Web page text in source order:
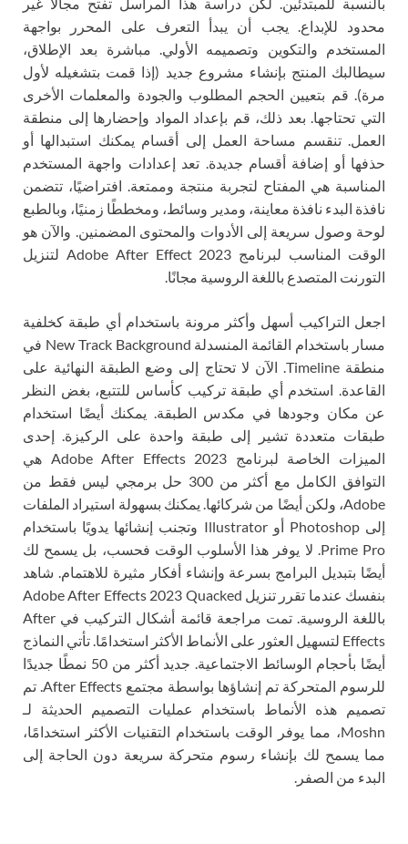
محدود للإبداع. يجب أن يبدأ التعرف على المحرر بواجهة
المستخدم والتكوين وتصميمه الأولي. مباشرة بعد الإطلاق،
سيطالبك المنتج بإنشاء مشروع جديد (إذا قمت بتشغيله لأول
مرة). قم بتعيين الحجم المطلوب والجودة والمعلمات الأخرى
التي تحتاجها. بعد ذلك، قم بإعداد المواد وإحضارها إلى منطقة
العمل. تنقسم مساحة العمل إلى أقسام يمكنك استبدالها أو
حذفها أو إضافة أقسام جديدة. تعد إعدادات واجهة المستخدم
المناسبة هي المفتاح لتجربة منتجة وممتعة. افتراضيًا، تتضمن
نافذة البدء نافذة معاينة، ومدير وسائط، ومخططًا زمنيًا، وبالطبع
لوحة وصول سريعة إلى الأدوات والمحتوى المضمنين. والآن هو
الوقت المناسب لبرنامج Adobe After Effect 2023 لتنزيل
التورنت المتصدع باللغة الروسية مجانًا.
اجعل التراكيب أسهل وأكثر مرونة باستخدام أي طبقة كخلفية
مسار باستخدام القائمة المنسدلة New Track Background في
منطقة Timeline. الآن لا تحتاج إلى وضع الطبقة النهائية على
القاعدة. استخدم أي طبقة تركيب كأساس للتتبع، بغض النظر
عن مكان وجودها في مكدس الطبقة. يمكنك أيضًا استخدام
طبقات متعددة تشير إلى طبقة واحدة على الركيزة. إحدى
الميزات الخاصة لبرنامج Adobe After Effects 2023 هي
التوافق الكامل مع أكثر من 300 حل برمجي ليس فقط من
Adobe، ولكن أيضًا من شركائها. يمكنك بسهولة استيراد الملفات
إلى Photoshop أو Illustrator وتجنب إنشائها يدويًا باستخدام
Prime Pro. لا يوفر هذا الأسلوب الوقت فحسب، بل يسمح لك
أيضًا بتبديل البرامج بسرعة وإنشاء أفكار مثيرة للاهتمام. شاهد
بنفسك عندما تقرر تنزيل Adobe After Effects 2023 Quacked
باللغة الروسية. تمت مراجعة قائمة أشكال التركيب في After
Effects لتسهيل العثور على الأنماط الأكثر استخدامًا. تأتي النماذج
أيضًا بأحجام الوسائط الاجتماعية. جديد أكثر من 50 نمطًا جديدًا
للرسوم المتحركة تم إنشاؤها بواسطة مجتمع After Effects. تم
تصميم هذه الأنماط باستخدام عمليات التصميم الحديثة لـ
Moshn، مما يوفر الوقت باستخدام التقنيات الأكثر استخدامًا،
مما يسمح لك بإنشاء رسوم متحركة سريعة دون الحاجة إلى
البدء من الصفر.